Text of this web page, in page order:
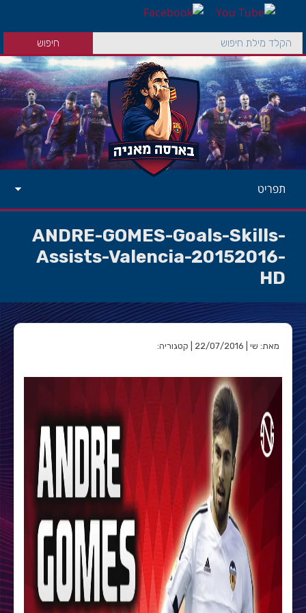
תפריט
ANDRE-GOMES-Goals-Skills-
Assists-Valencia-20152016-
HD
מאת: שי | 22/07/2016 | קטגוריה: